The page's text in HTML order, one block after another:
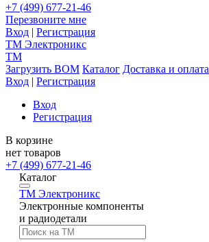
+7 (499) 677-21-46
Перезвоните мне
Вход | Регистрация
TM Электроникс
TM
Загрузить BOM Каталог Доставка и оплата
Вход | Регистрация
Вход
Регистрация
В корзине
нет товаров
+7 (499) 677-21-46
Каталог
TM Электроникс
Электронные компоненты
и радиодетали